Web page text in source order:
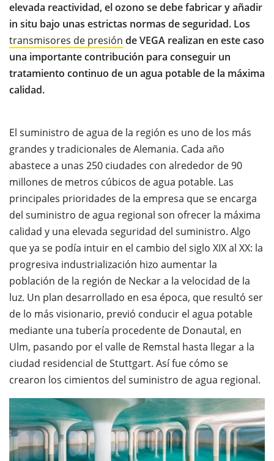
elevada reactividad, el ozono se debe fabricar y añadir
in situ bajo unas estrictas normas de seguridad. Los
transmisores de presión de VEGA realizan en este caso
una importante contribución para conseguir un
tratamiento continuo de un agua potable de la máxima
calidad.
El suministro de agua de la región es uno de los más
grandes y tradicionales de Alemania. Cada año
abastece a unas 250 ciudades con alrededor de 90
millones de metros cúbicos de agua potable. Las
principales prioridades de la empresa que se encarga
del suministro de agua regional son ofrecer la máxima
calidad y una elevada seguridad del suministro. Algo
que ya se podía intuir en el cambio del siglo XIX al XX: la
progresiva industrialización hizo aumentar la
población de la región de Neckar a la velocidad de la
luz. Un plan desarrollado en esa época, que resultó ser
de lo más visionario, previó conducir el agua potable
mediante una tubería procedente de Donautal, en
Ulm, pasando por el valle de Remstal hasta llegar a la
ciudad residencial de Stuttgart. Así fue cómo se
crearon los cimientos del suministro de agua regional.